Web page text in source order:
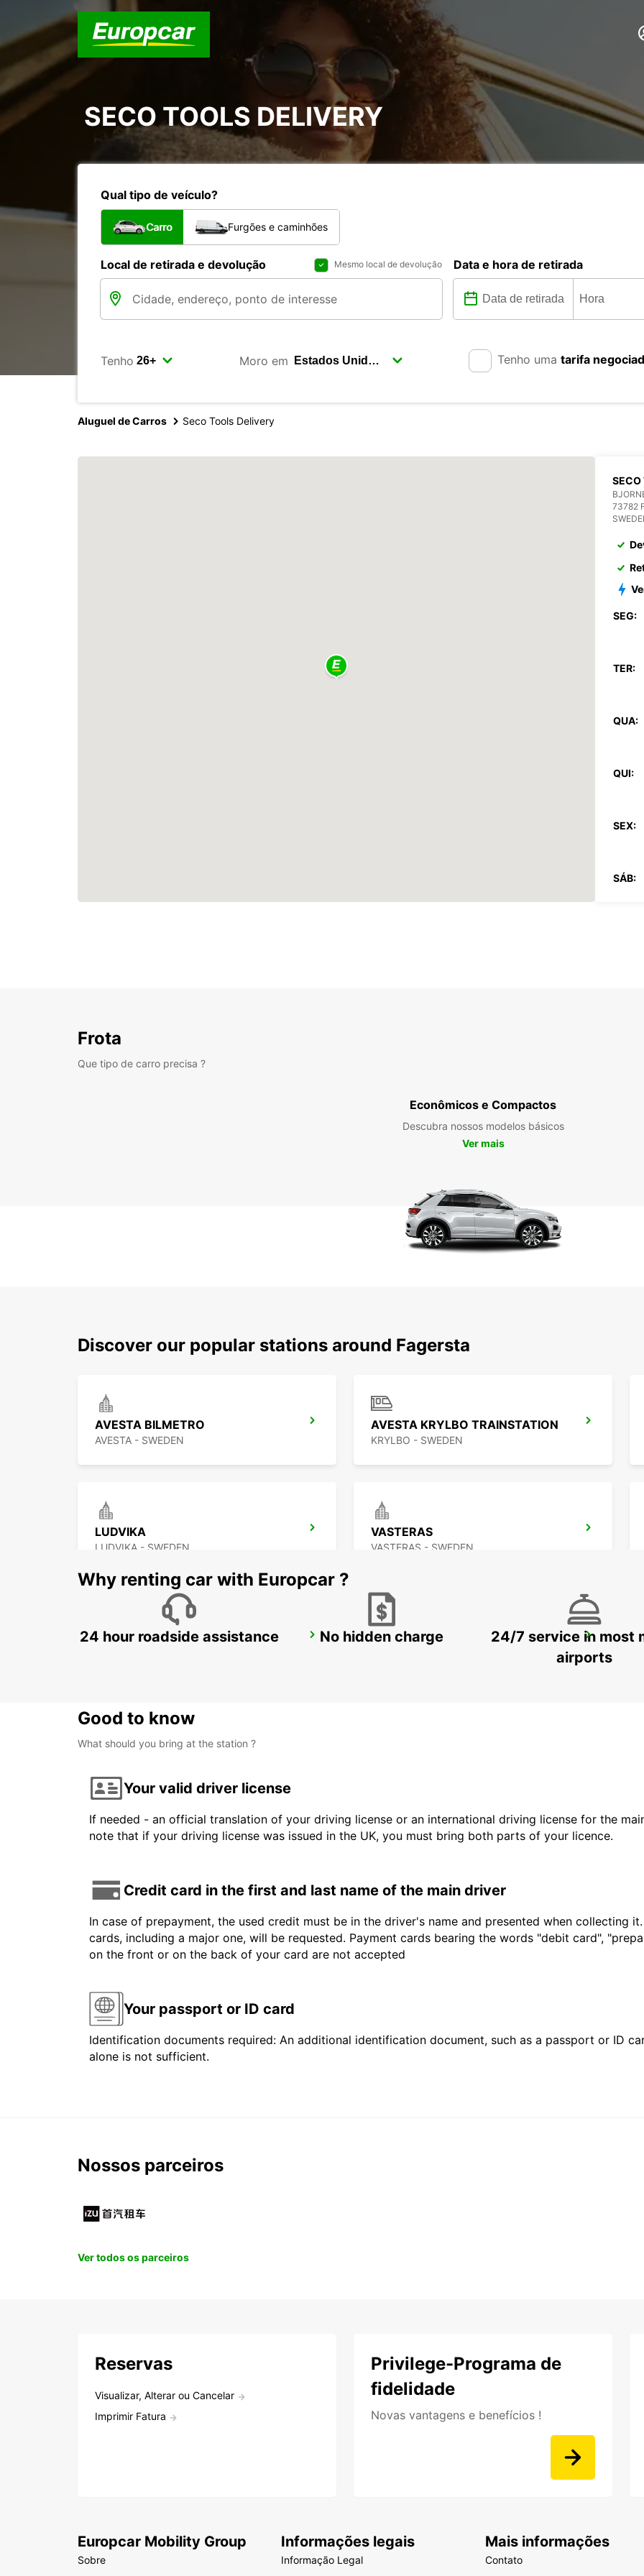
SECO TOOLS DELIVERY
Qual tipo de veículo?
Carro Furgões e caminhões
Local de retirada e devolução Mesmo local de devolução Data e hora de retirada
Tenho Moro em Tenho uma tarifa
Aluguel de Carros Seco Tools Delivery
SECO
73782
SEG:
TER:
QUA:
QUI:
SEX:
SÁB:
Frota
Que tipo de carro precisa ?
Econômicos e Compactos
Descubra nossos modelos básicos
Ver mais
Discover our popular stations around Fagersta
AVESTA BILMETRO
AVESTA - SWEDEN
AVESTA KRYLBO TRAINSTATION
KRYLBO - SWEDEN
LUDVIKA
LUDVIKA - SWEDEN
VASTERAS
VASTERAS - SWEDEN
BORLANGE CENTRALSTATION GUSTAF VASA FALUN DELIVERY AND COLLECTION
Why renting car with Europcar ?
24 hour roadside assistance No hidden charge
24/7 service in most
airports
Good to know
What should you bring at the station ?
Your valid driver license
If needed - an official translation of your driving license or an international driving license for the
note that if your driving license was issued in the UK, you must bring both parts of your licence.
Credit card in the first and last name of the main driver
In case of prepayment, the used credit must be in the driver's name and presented when collecting
cards, including a major one, will be requested. Payment cards bearing the words "debit card",
on the front or on the back of your card are not accepted
Your passport or ID card
Identification documents required: An additional identification document, such as a passport or ID
alone is not sufficient.
Nossos parceiros
Ver todos os parceiros
Reservas
Visualizar, Alterar ou Cancelar
Imprimir Fatura
Privilege-Programa de
fidelidade
Novas vantagens e benefícios !
Europcar Mobility Group
Sobre
Informações legais
Informação Legal
Mais informações
Contato